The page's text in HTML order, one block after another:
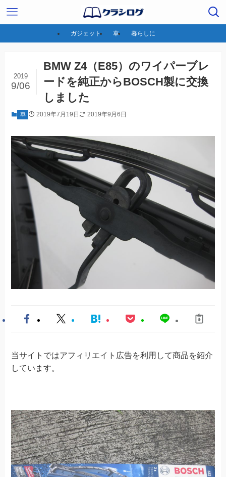
ガジェット 車 暮らしに
BMW Z4（E85）のワイパーブレ
ードを純正からBOSCH製に交換
しました
2019
9/06
車 2019年7月19日 2019年9月6日
当サイトではアフィリエイト広告を利用して商品を紹介
しています。